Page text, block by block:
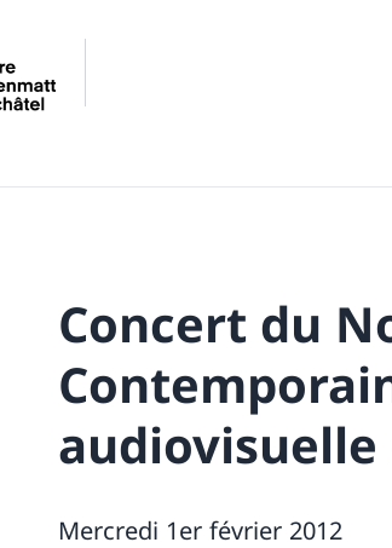
Concert du
audiovisuelle
Mercredi 1er février 2012